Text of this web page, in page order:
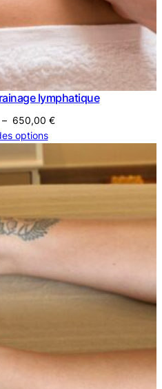
lymphatique
– 650,00 €Plage
70,00 €
options